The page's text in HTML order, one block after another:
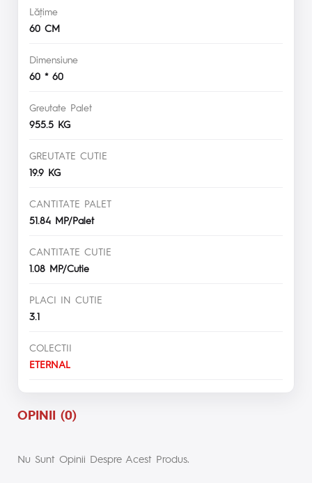
Lăţime
60 CM
Dimensiune
60 * 60
Greutate Palet
955.5 KG
GREUTATE CUTIE
19.9 KG
CANTITATE PALET
51.84 MP/Palet
CANTITATE CUTIE
1.08 MP/Cutie
PLACI IN CUTIE
3.1
COLECTII
ETERNAL
OPINII (0)
Nu Sunt Opinii Despre Acest Produs.